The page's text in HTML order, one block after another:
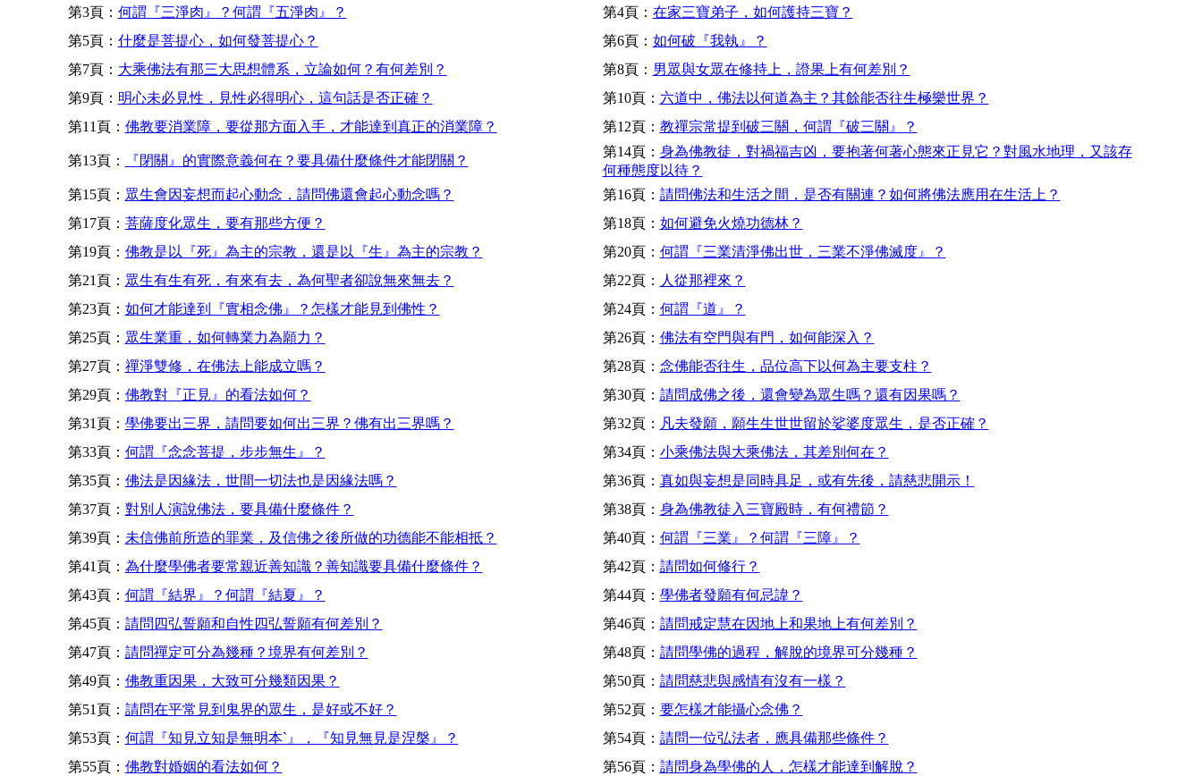
第3頁： 何謂『三淨肉』？何謂『五淨肉』？ 第4頁： 在家三寶弟子，如何護持三寶？
第5頁： 什麼是菩提心，如何發菩提心？ 第6頁： 如何破『我執』？
第7頁： 大乘佛法有那三大思想體系，立論如何？有何差別？ 第8頁： 男眾與女眾在修持上，證果上有何差別？
第9頁： 明心未必見性，見性必得明心，這句話是否正確？ 第10頁： 六道中，佛法以何道為主？其餘能否往生極樂世界？
第11頁： 佛教要消業障，要從那方面入手，才能達到真正的消業障？ 第12頁： 教禪宗常提到破三關，何謂『破三關』？
第13頁： 『閉關』的實際意義何在？要具備什麼條件才能閉關？
第14頁： 身為佛教徒，對禍福吉凶，要抱著何著心態來正見它？對風水地理，又該存
何種態度以待？
第15頁： 眾生會因妄想而起心動念，請問佛還會起心動念嗎？ 第16頁： 請問佛法和生活之間，是否有關連？如何將佛法應用在生活上？
第17頁： 菩薩度化眾生，要有那些方便？ 第18頁： 如何避免火燒功德林？
第19頁： 佛教是以『死』為主的宗教，還是以『生』為主的宗教？ 第20頁： 何謂『三業清淨佛出世，三業不淨佛滅度』？
第21頁： 眾生有生有死，有來有去，為何聖者卻說無來無去？ 第22頁： 人從那裡來？
第23頁： 如何才能達到『實相念佛』？怎樣才能見到佛性？ 第24頁： 何謂『道』？
第25頁： 眾生業重，如何轉業力為願力？ 第26頁： 佛法有空門與有門，如何能深入？
第27頁： 禪淨雙修，在佛法上能成立嗎？ 第28頁： 念佛能否往生，品位高下以何為主要支柱？
第29頁： 佛教對『正見』的看法如何？ 第30頁： 請問成佛之後，還會變為眾生嗎？還有因果嗎？
第31頁： 學佛要出三界，請問要如何出三界？佛有出三界嗎？ 第32頁： 凡夫發願，願生生世世留於娑婆度眾生，是否正確？
第33頁： 何謂『念念菩提，步步無生』？ 第34頁： 小乘佛法與大乘佛法，其差別何在？
第35頁： 佛法是因緣法，世間一切法也是因緣法嗎？ 第36頁： 真如與妄想是同時具足，或有先後，請慈悲開示！
第37頁： 對別人演說佛法，要具備什麼條件？ 第38頁： 身為佛教徒入三寶殿時，有何禮節？
第39頁： 未信佛前所造的罪業，及信佛之後所做的功德能不能相抵？ 第40頁： 何謂『三業』？何謂『三障』？
第41頁： 為什麼學佛者要常親近善知識？善知識要具備什麼條件？ 第42頁： 請問如何修行？
第43頁： 何謂『結界』？何謂『結夏』？ 第44頁： 學佛者發願有何忌諱？
第45頁： 請問四弘誓願和自性四弘誓願有何差別？ 第46頁： 請問戒定慧在因地上和果地上有何差別？
第47頁： 請問禪定可分為幾種？境界有何差別？ 第48頁： 請問學佛的過程，解脫的境界可分幾種？
第49頁： 佛教重因果，大致可分幾類因果？ 第50頁： 請問慈悲與感情有沒有一樣？
第51頁： 請問在平常見到鬼界的眾生，是好或不好？ 第52頁： 要怎樣才能攝心念佛？
第53頁： 何謂『知見立知是無明本`』，『知見無見是涅槃』？ 第54頁： 請問一位弘法者，應具備那些條件？
第55頁： 佛教對婚姻的看法如何？ 第56頁： 請問身為學佛的人，怎樣才能達到解脫？